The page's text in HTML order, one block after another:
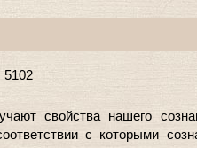
5102
свойства нашего
с которыми